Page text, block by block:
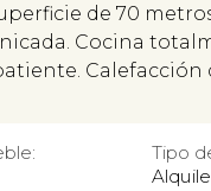
de 70
Cocina
Calefacción
Tipo